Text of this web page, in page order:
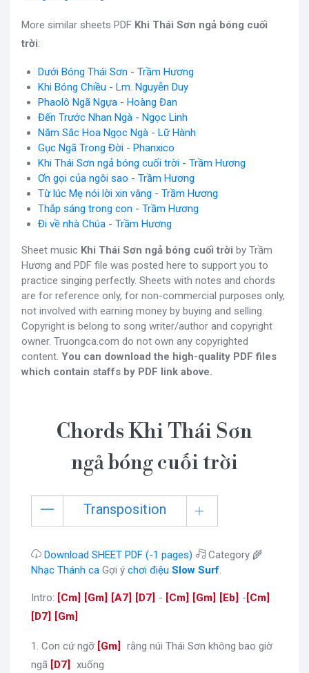
More similar sheets PDF Khi Thái Sơn ngả bóng cuối
trời:
Dưới Bóng Thái Sơn - Trầm Hương
Khi Bóng Chiều - Lm. Nguyễn Duy
Phaolô Ngã Ngựa - Hoàng Đan
Đến Trước Nhan Ngà - Ngọc Linh
Năm Sắc Hoa Ngọc Ngà - Lữ Hành
Gục Ngã Trong Đời - Phanxico
Khi Thái Sơn ngả bóng cuối trời - Trầm Hương
Ơn gọi của ngôi sao - Trầm Hương
Từ lúc Mẹ nói lời xin vâng - Trầm Hương
Thắp sáng trong con - Trầm Hương
Đi về nhà Chúa - Trầm Hương
Sheet music Khi Thái Sơn ngả bóng cuối trời by Trầm
Hương and PDF file was posted here to support you to
practice singing perfectly. Sheets with notes and chords
are for reference only, for non-commercial purposes only,
not involved with earning money by buying and selling.
Copyright is belong to song writer/author and copyright
owner. Truongca.com do not own any copyrighted
content. You can download the high-quality PDF files
which contain staffs by PDF link above.
Chords Khi Thái Sơn
ngả bóng cuối trời
Transposition
Download SHEET PDF (-1 pages)
Category 🌾
Nhạc Thánh ca Gợi ý chơi điệu Slow Surf.
Intro: [Cm ][Gm ][A7 ][D7 ]- [Cm ][Gm ][Eb ]- [Cm
D7
][Gm
1. Con cứ ngỡ [Gm
rằng núi Thái Sơn không bao giờ
ngã [D7 xuống